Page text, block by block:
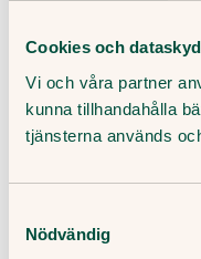
Cookies och
Vi och våra partner
kunna tillhandahålla
tjänsterna används
Nödvändig
Snabb hjälp via
dagar.
Sök vård